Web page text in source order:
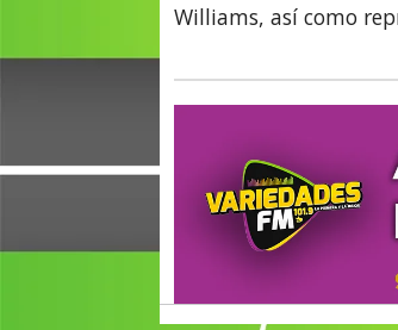
Williams, así como